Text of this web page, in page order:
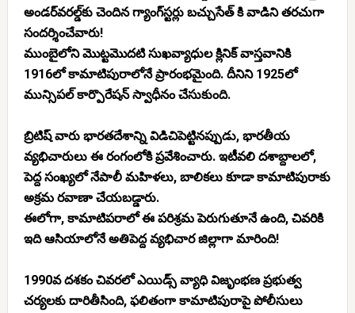
అండర్‌వరల్డ్‌కు చెందిన గ్యాంగ్‌స్టర్లు బచ్చుసేత్ కి వాడిని తరచుగా
సందర్శించేవారు!
ముంబైలోని మొట్టమొదటి సుఖవ్యాధుల క్లినిక్ వాస్తవానికి
1916లో కామాటిపురాలోనే ప్రారంభమైంది. దీనిని 1925లో
మున్సిపల్ కార్పొరేషన్ స్వాధీనం చేసుకుంది.
బ్రిటిష్ వారు భారతదేశాన్ని విడిచిపెట్టినప్పుడు, భారతీయ
వ్యభిచారులు ఈ రంగంలోకి ప్రవేశించారు. ఇటీవలి దశాబ్దాలలో,
పెద్ద సంఖ్యలో నేపాలీ మహిళలు, బాలికలు కూడా కామాటిపురాకు
అక్రమ రవాణా చేయబడ్డారు.
ఈలోగా, కామాటిపరాలో ఈ పరిశ్రమ పెరుగుతూనే ఉంది, చివరికి
ఇది ఆసియాలోనే అతిపెద్ద వ్యభిచార జిల్లాగా మారింది!
1990వ దశకం చివరలో ఎయిడ్స్ వ్యాధి విజృంభణ ప్రభుత్వ
చర్యలకు దారితీసింది, ఫలితంగా కామాటిపురాపై పోలీసులు